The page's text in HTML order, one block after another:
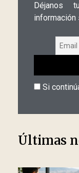
Déjanos
información
Si
Últimas